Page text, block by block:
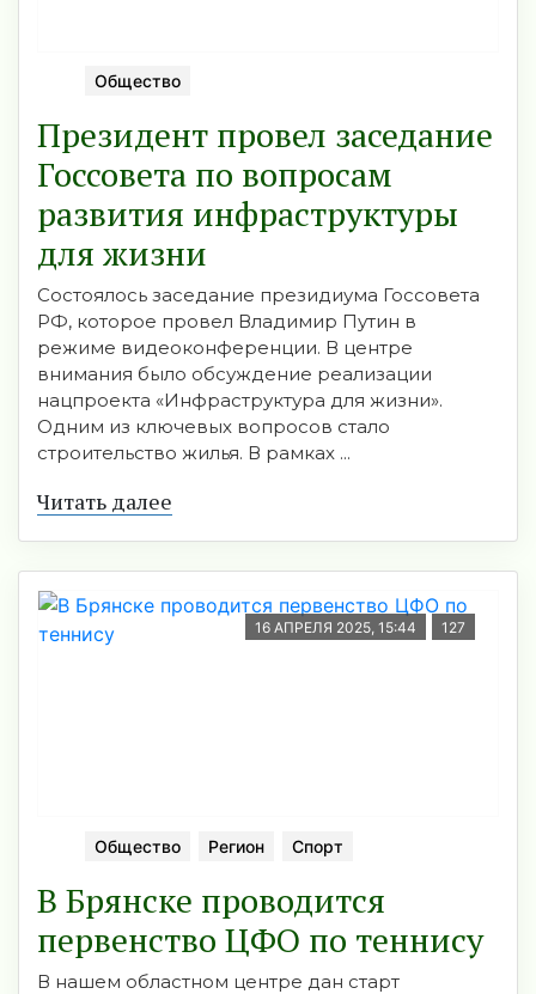
Общество
Президент провел заседание
Госсовета по вопросам
развития инфраструктуры
для жизни
Состоялось заседание президиума Госсовета
РФ, которое провел Владимир Путин в
режиме видеоконференции. В центре
внимания было обсуждение реализации
нацпроекта «Инфраструктура для жизни».
Одним из ключевых вопросов стало
строительство жилья. В рамках ...
Читать далее
16 АПРЕЛЯ 2025, 15:44 127
Общество Регион Спорт
В Брянске проводится
первенство ЦФО по теннису
В нашем областном центре дан старт